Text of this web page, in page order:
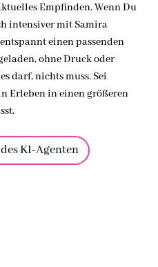
Empfinden. Wenn Du
intensiver mit Samira
einen passenden
ohne Druck oder
darf, nichts muss. Sei
Erleben in einen größeren
KI-Agenten